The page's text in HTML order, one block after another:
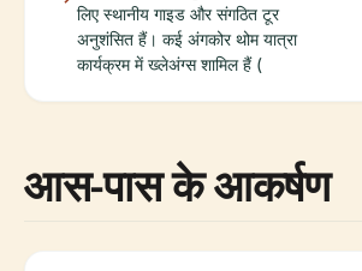
लिए स्थानीय गाइड और संगठित टूर
अनुशंसित हैं। कई अंगकोर थोम यात्रा
कार्यक्रम में ख्लेअंग्स शामिल हैं (
आस-पास के आकर्षण